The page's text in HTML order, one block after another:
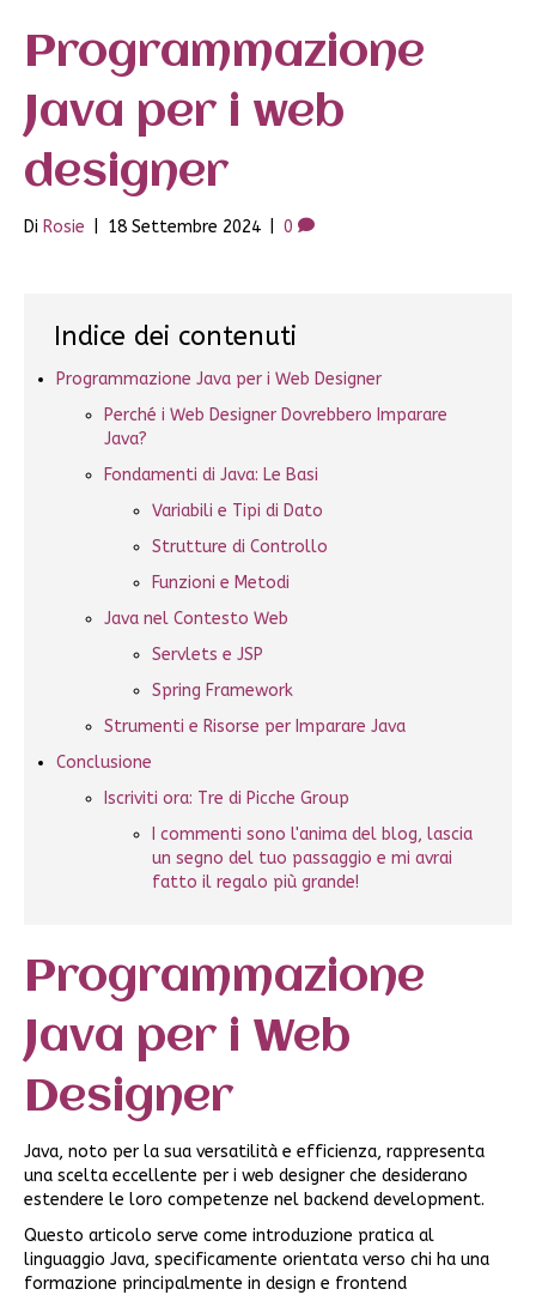
Programmazione
Java per i web
designer
Di Rosie 18 Settembre 2024 0
Indice dei contenuti
Programmazione Java per i Web Designer
Perché i Web Designer Dovrebbero Imparare
Java?
Fondamenti di Java: Le Basi
Variabili e Tipi di Dato
Strutture di Controllo
Funzioni e Metodi
Java nel Contesto Web
Servlets e JSP
Spring Framework
Strumenti e Risorse per Imparare Java
Conclusione
Iscriviti ora: Tre di Picche Group
I commenti sono l'anima del blog, lascia
un segno del tuo passaggio e mi avrai
fatto il regalo più grande!
Programmazione
Java per i Web
Designer
Java, noto per la sua versatilità e efficienza, rappresenta
una scelta eccellente per i web designer che desiderano
estendere le loro competenze nel backend development.
Questo articolo serve come introduzione pratica al
linguaggio Java, specificamente orientata verso chi ha una
formazione principalmente in design e frontend